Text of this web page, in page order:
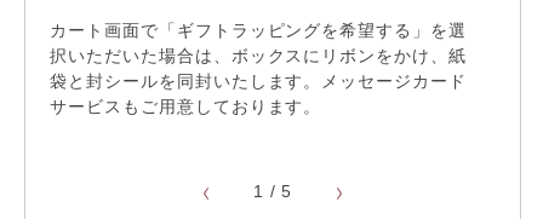
22,000円以上送料無料
カート画面で「ギフトラッピングを希望する」を選
択いただいた場合は、ボックスにリボンをかけ、紙
袋と封シールを同封いたします。メッセージカード
サービスもご用意しております。
1 /5